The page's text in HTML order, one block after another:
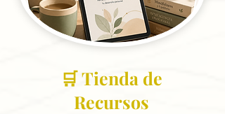
🛒 Tienda de
Recursos